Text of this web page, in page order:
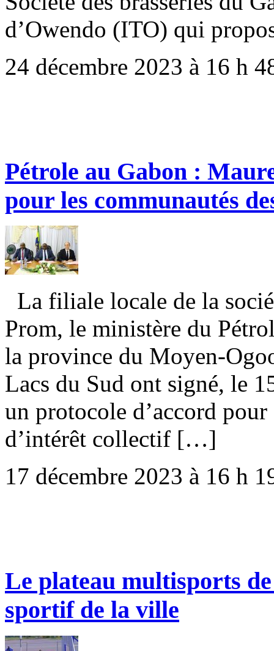
d’Owendo (ITO) qui
24 décembre 2023 à 16 h
Pétrole au Gabon :
pour les communautés
La filiale locale de la
Prom, le ministère du
la province du Moyen-
Lacs du Sud ont signé, le
un protocole d’accord
d’intérêt collectif […]
17 décembre 2023 à 16 h
Le plateau multisports
sportif de la ville